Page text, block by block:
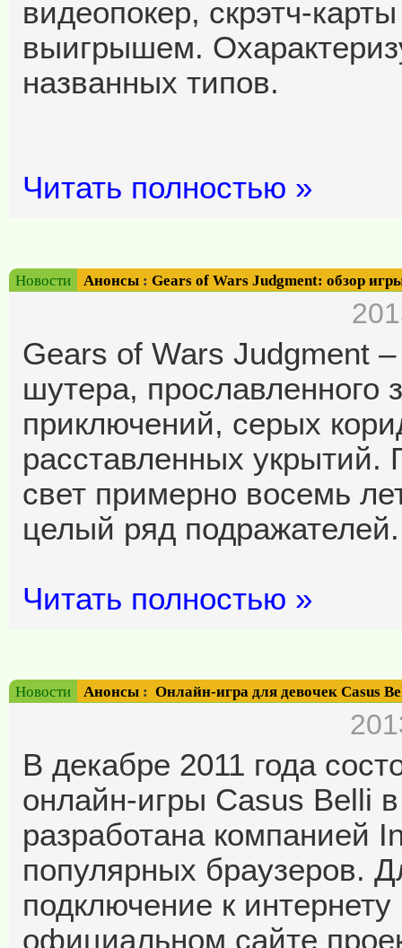
видеопокер, скрэтч-
выигрышем.
названных типов.
Читать полностью »
Новости Анонсы : Gears of Wars Judgment: обзор
Gears of Wars Judgment –
шутера, прославленного
приключений, серых
расставленных
свет примерно восемь
целый ряд подражателей.
Читать полностью »
Новости Анонсы : Онлайн-игра для девочек Casus
В декабре 2011 года
онлайн-игры Casus Belli
разработана компанией
популярных браузеров.
подключение к
официальном сайте